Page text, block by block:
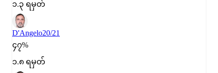
၁.၃ ရမှတ်
D'Angelo20/21
၄၇%
၁.၈ ရမှတ်